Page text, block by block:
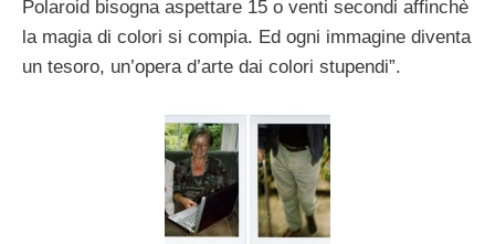
Polaroid bisogna aspettare 15 o venti secondi affinchè
la magia di colori si compia. Ed ogni immagine diventa
un tesoro, un’opera d’arte dai colori stupendi”.